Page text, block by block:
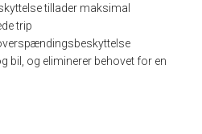
tillader maksimal
trip
bil, og eliminerer behovet for en